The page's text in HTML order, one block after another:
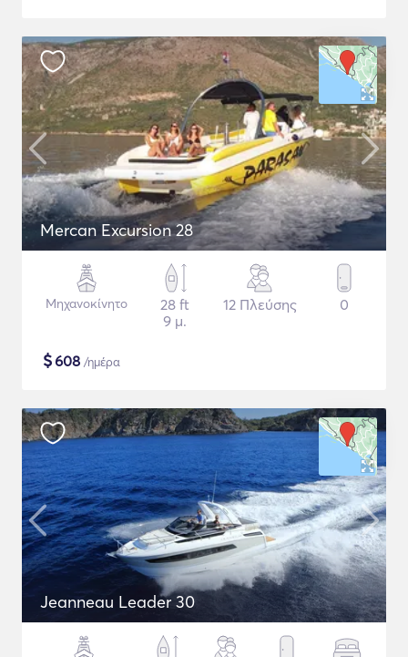
Mercan Excursion 28
Μηχανοκίνητο
28 ft
9 μ.
12 Πλεύσης 0
$608 /ημέρα
Jeanneau Leader 30